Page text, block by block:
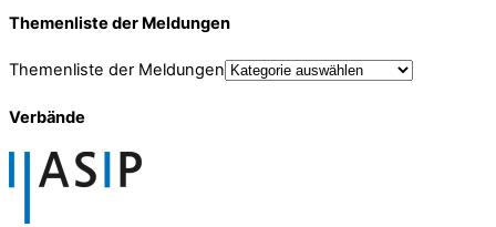
Themenliste der Meldungen
Themenliste der Meldungen
Verbände